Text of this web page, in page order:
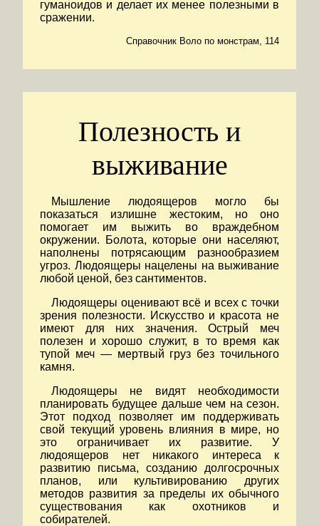
гуманоидов и делает их менее полезными в
сражении.
Справочник Воло по монстрам, 114
Полезность и
выживание
Мышление людоящеров могло бы
показаться излишне жестоким, но оно
помогает им выжить во враждебном
окружении. Болота, которые они населяют,
наполнены потрясающим разнообразием
угроз. Людоящеры нацелены на выживание
любой ценой, без сантиментов.
Людоящеры оценивают всё и всех с точки
зрения полезности. Искусство и красота не
имеют для них значения. Острый меч
полезен и хорошо служит, в то время как
тупой меч — мертвый груз без точильного
камня.
Людоящеры не видят необходимости
планировать будущее дальше чем на сезон.
Этот подход позволяет им поддерживать
свой текущий уровень влияния в мире, но
это ограничивает их развитие. У
людоящеров нет никакого интереса к
развитию письма, созданию долгосрочных
планов, или культивированию других
методов развития за пределы их обычного
существования как охотников и
собирателей.